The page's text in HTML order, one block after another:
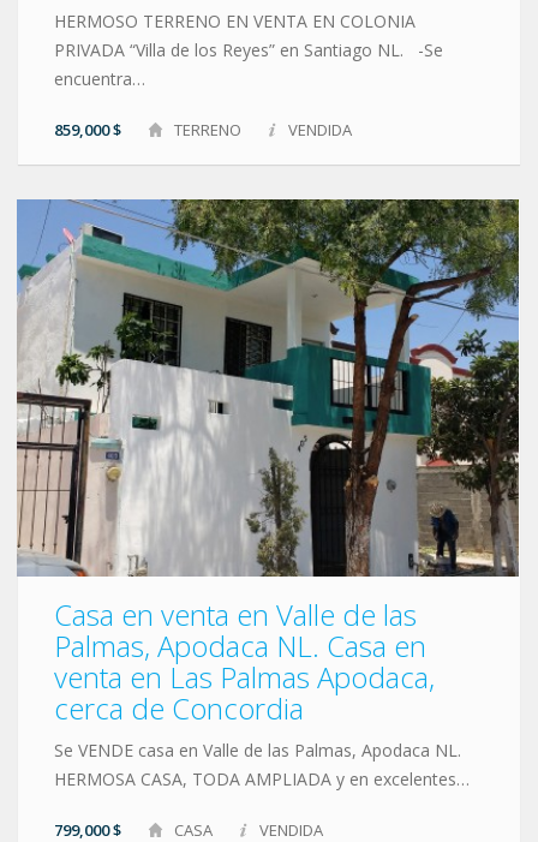
HERMOSO TERRENO EN VENTA EN COLONIA
PRIVADA “Villa de los Reyes” en Santiago NL. -Se
encuentra…
859,000 $ TERRENO VENDIDA
Casa en venta en Valle de las
Palmas, Apodaca NL. Casa en
venta en Las Palmas Apodaca,
cerca de Concordia
Se VENDE casa en Valle de las Palmas, Apodaca NL.
HERMOSA CASA, TODA AMPLIADA y en excelentes…
799,000 $ CASA VENDIDA